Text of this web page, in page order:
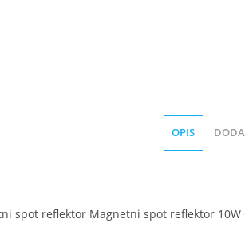
OPIS
spot reflektor Magnetni spot reflektor 10W